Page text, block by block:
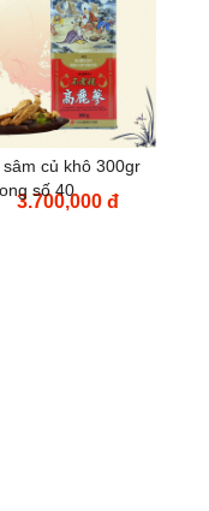
sâm củ khô 300gr
số 40
3.700,000 đ